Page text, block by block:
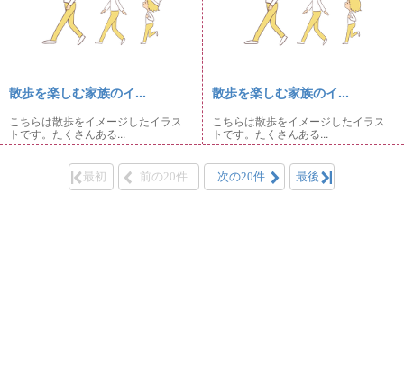
散歩を楽しむ家族のイ...
こちらは散歩をイメージしたイラス
トです。たくさんある...
散歩を楽しむ家族のイ...
こちらは散歩をイメージしたイラス
トです。たくさんある...
最初 前の20件 次の20件 最後